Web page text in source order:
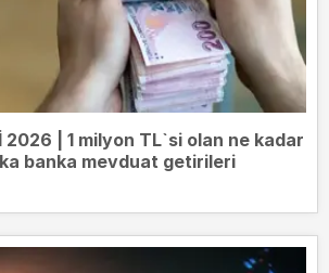
2026 | 1 milyon TL`si olan ne kadar
banka mevduat getirileri